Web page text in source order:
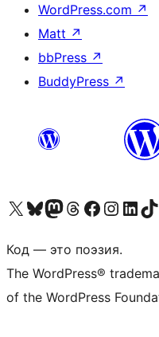
WordPress.com ↗
Matt ↗
bbPress ↗
BuddyPress ↗
Посетите нас в X (ранее Twitter)
Посетите нашу учётную запись в Bluesky
Посетите нашу ленту в Mastodon
Посетите нашу учётную запись в Threads
Посетите нашу страницу на
ПосетитеПосетите нашу
Посетите
Код — это поэзия.
The WordPress®
of the WordPress